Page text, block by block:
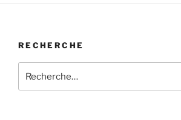
RECHERCHE
pour